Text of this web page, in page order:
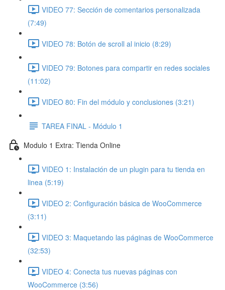
VIDEO 77: Sección de comentarios personalizada
(7:49)
VIDEO 78: Botón de scroll al inicio (8:29)
VIDEO 79: Botones para compartir en redes sociales
(11:02)
VIDEO 80: Fin del módulo y conclusiones (3:21)
TAREA FINAL - Módulo 1
Modulo 1 Extra: Tienda Online
VIDEO 1: Instalación de un plugin para tu tienda en
linea (5:19)
VIDEO 2: Configuración básica de WooCommerce
(3:11)
VIDEO 3: Maquetando las páginas de WooCommerce
(32:53)
VIDEO 4: Conecta tus nuevas páginas con
WooCommerce (3:56)